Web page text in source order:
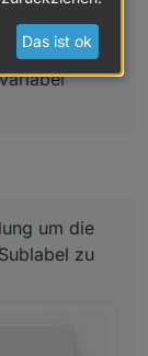
die
die Bilder
um die
zu
Das ist ok